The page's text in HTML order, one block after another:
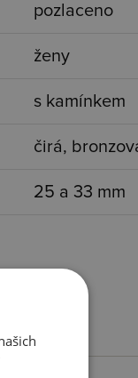
pozlaceno
ženy
s kamínkem
čirá,
25 a 33 mm